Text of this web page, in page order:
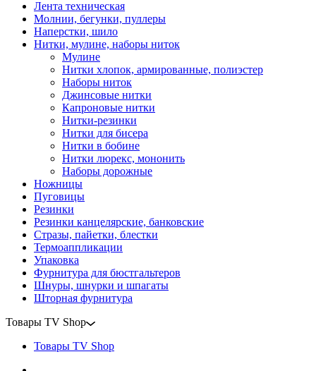
Лента техническая
Молнии, бегунки, пуллеры
Наперстки, шило
Нитки, мулине, наборы ниток
Мулине
Нитки хлопок, армированные, полиэстер
Наборы ниток
Джинсовые нитки
Капроновые нитки
Нитки-резинки
Нитки для бисера
Нитки в бобине
Нитки люрекс, мононить
Наборы дорожные
Ножницы
Пуговицы
Резинки
Резинки канцелярские, банковские
Стразы, пайетки, блестки
Термоаппликации
Упаковка
Фурнитура для бюстгальтеров
Шнуры, шнурки и шпагаты
Шторная фурнитура
Товары TV Shop
Товары TV Shop